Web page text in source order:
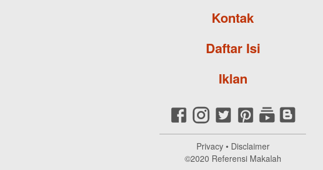
Kontak
Daftar Isi
Iklan
Privacy• Disclaimer
©2020 Referensi Makalah